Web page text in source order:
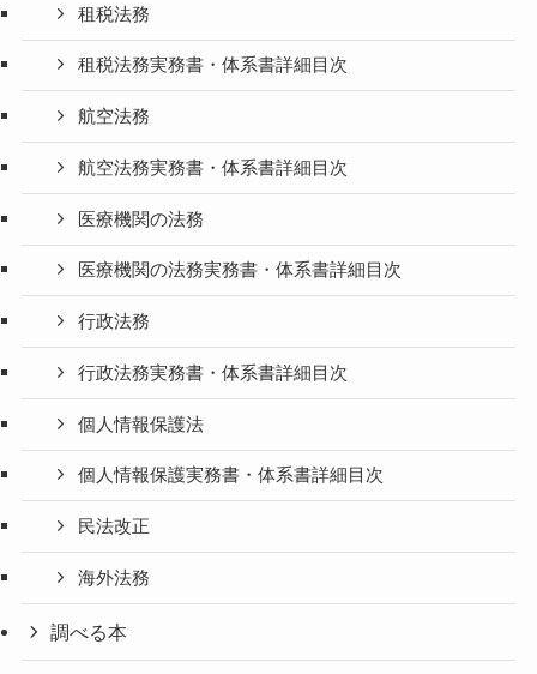
租税法務
租税法務実務書・体系書詳細目次
航空法務
航空法務実務書・体系書詳細目次
医療機関の法務
医療機関の法務実務書・体系書詳細目次
行政法務
行政法務実務書・体系書詳細目次
個人情報保護法
個人情報保護実務書・体系書詳細目次
民法改正
海外法務
調べる本